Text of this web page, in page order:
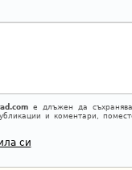
е длъжен да
и коментари,
си